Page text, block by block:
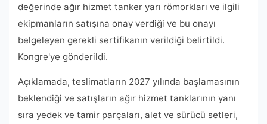
değerinde ağır hizmet tanker yarı römorkları ve ilgili
ekipmanların satışına onay verdiği ve bu onayı
belgeleyen gerekli sertifikanın verildiği belirtildi.
Kongre'ye gönderildi.
Açıklamada, teslimatların 2027 yılında başlamasının
beklendiği ve satışların ağır hizmet tanklarının yanı
sıra yedek ve tamir parçaları, alet ve sürücü setleri,